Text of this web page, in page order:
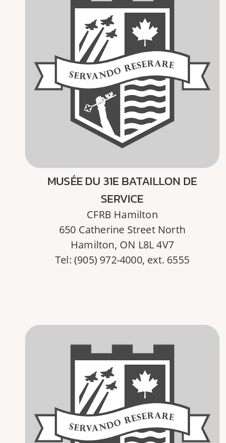
MUSÉE DU 31E BATAILLON DE
SERVICE
CFRB Hamilton
650 Catherine Street North
Hamilton, ON L8L 4V7
Tel: (905) 972-4000, ext. 6555